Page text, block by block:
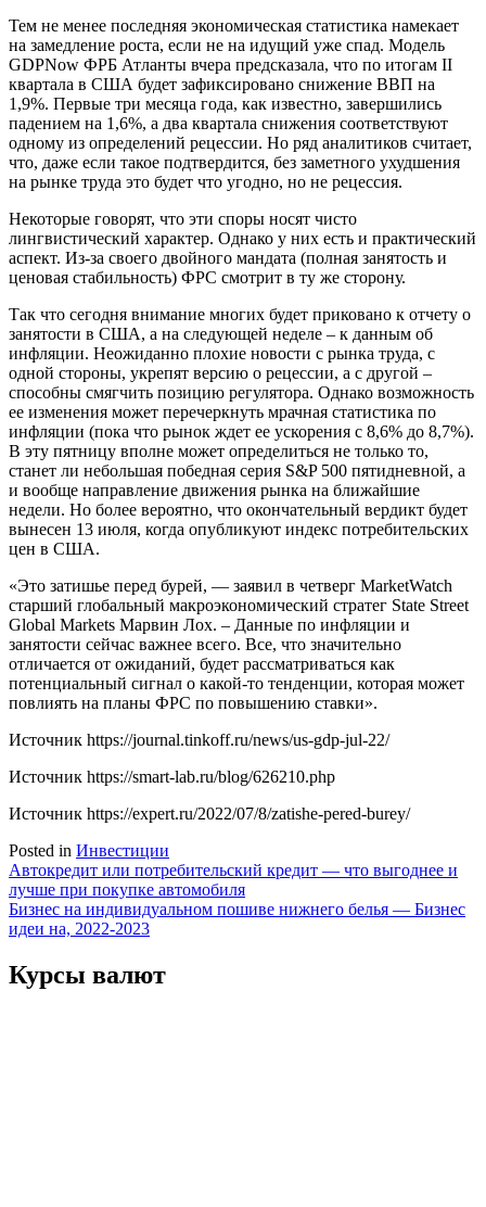
Тем не менее последняя экономическая статистика намекает
на замедление роста, если не на идущий уже спад. Модель
GDPNow ФРБ Атланты вчера предсказала, что по итогам II
квартала в США будет зафиксировано снижение ВВП на
1,9%. Первые три месяца года, как известно, завершились
падением на 1,6%, а два квартала снижения соответствуют
одному из определений рецессии. Но ряд аналитиков считает,
что, даже если такое подтвердится, без заметного ухудшения
на рынке труда это будет что угодно, но не рецессия.
Некоторые говорят, что эти споры носят чисто
лингвистический характер. Однако у них есть и практический
аспект. Из-за своего двойного мандата (полная занятость и
ценовая стабильность) ФРС смотрит в ту же сторону.
Так что сегодня внимание многих будет приковано к отчету о
занятости в США, а на следующей неделе – к данным об
инфляции. Неожиданно плохие новости с рынка труда, с
одной стороны, укрепят версию о рецессии, а с другой –
способны смягчить позицию регулятора. Однако возможность
ее изменения может перечеркнуть мрачная статистика по
инфляции (пока что рынок ждет ее ускорения с 8,6% до 8,7%).
В эту пятницу вполне может определиться не только то,
станет ли небольшая победная серия S&P 500 пятидневной, а
и вообще направление движения рынка на ближайшие
недели. Но более вероятно, что окончательный вердикт будет
вынесен 13 июля, когда опубликуют индекс потребительских
цен в США.
«Это затишье перед бурей, — заявил в четверг MarketWatch
старший глобальный макроэкономический стратег State Street
Global Markets Марвин Лох. – Данные по инфляции и
занятости сейчас важнее всего. Все, что значительно
отличается от ожиданий, будет рассматриваться как
потенциальный сигнал о какой-то тенденции, которая может
повлиять на планы ФРС по повышению ставки».
Источник https://journal.tinkoff.ru/news/us-gdp-jul-22/
Источник https://smart-lab.ru/blog/626210.php
Источник https://expert.ru/2022/07/8/zatishe-pered-burey/
Posted in Инвестиции
Навигация
по
записям
Автокредит или потребительский кредит — что выгоднее и
лучше при покупке автомобиля
Бизнес на индивидуальном пошиве нижнего белья — Бизнес
идеи на, 2022-2023
Курсы валют